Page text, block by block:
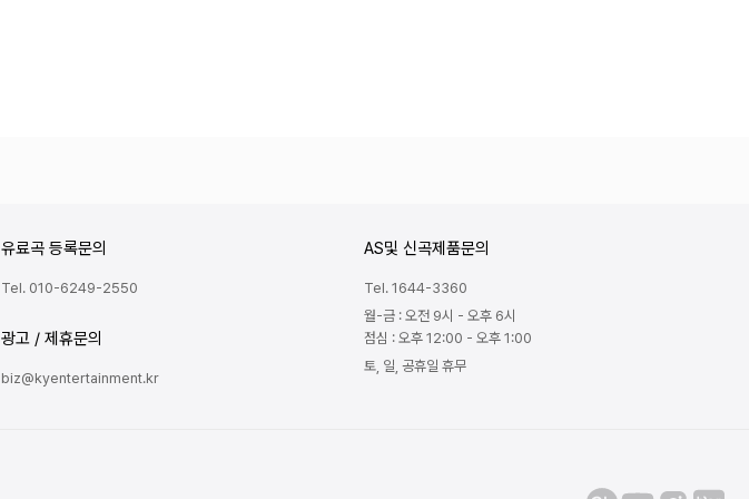
유료곡 등록문의
Tel. 010-6249-2550
광고 / 제휴문의
biz@kyentertainment.kr
AS및 신곡제품문의
Tel. 1644-3360
월-금 : 오전 9시 - 오후 6시
점심 : 오후 12:00 - 오후 1:00
토, 일, 공휴일 휴무